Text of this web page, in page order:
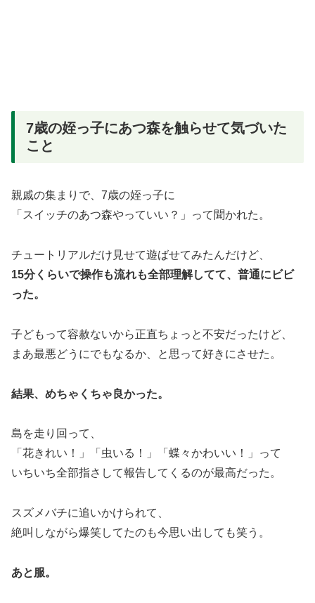
7歳の姪っ子にあつ森を触らせて気づいた
こと
親戚の集まりで、7歳の姪っ子に
「スイッチのあつ森やっていい？」って聞かれた。
チュートリアルだけ見せて遊ばせてみたんだけど、
15分くらいで操作も流れも全部理解してて、普通にビビ
った。
子どもって容赦ないから正直ちょっと不安だったけど、
まあ最悪どうにでもなるか、と思って好きにさせた。
結果、めちゃくちゃ良かった。
島を走り回って、
「花きれい！」「虫いる！」「蝶々かわいい！」って
いちいち全部指さして報告してくるのが最高だった。
スズメバチに追いかけられて、
絶叫しながら爆笑してたのも今思い出しても笑う。
あと服。